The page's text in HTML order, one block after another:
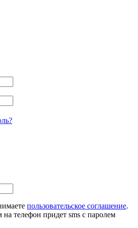
пользовательское соглашение.
телефон придет sms с паролем